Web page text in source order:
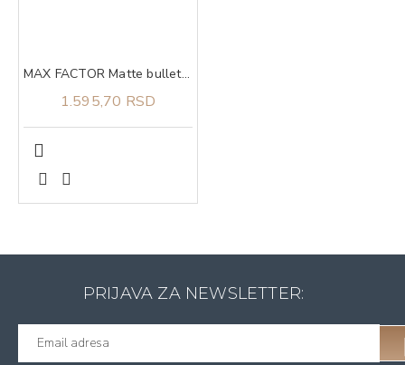
MAX FACTOR Matte bullet sun kissed 10
1.595,70 RSD
PRIJAVA ZA NEWSLETTER: